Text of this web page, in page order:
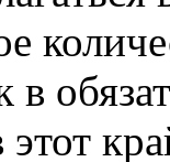
этот